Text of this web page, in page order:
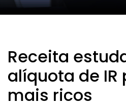
Receita
alíquota de IR
mais ricos